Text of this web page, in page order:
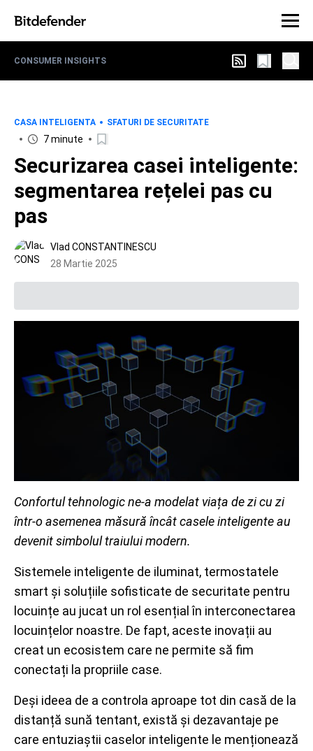
CONSUMER INSIGHTS
CASA INTELIGENTA SFATURI DE SECURITATE
7 minute
Securizarea casei inteligente:
segmentarea rețelei pas cu
pas
Vlad CONSTANTINESCU
28 Martie 2025
Confortul tehnologic ne-a modelat viața de zi cu zi
într-o asemenea măsură încât casele inteligente au
devenit simbolul traiului modern.
Sistemele inteligente de iluminat, termostatele
smart și soluțiile sofisticate de securitate pentru
locuințe au jucat un rol esențial în interconectarea
locuințelor noastre. De fapt, aceste inovații au
creat un ecosistem care ne permite să fim
conectați la propriile case.
Deși ideea de a controla aproape tot din casă de la
distanță sună tentant, există și dezavantaje pe
care entuziaștii caselor inteligente le menționează